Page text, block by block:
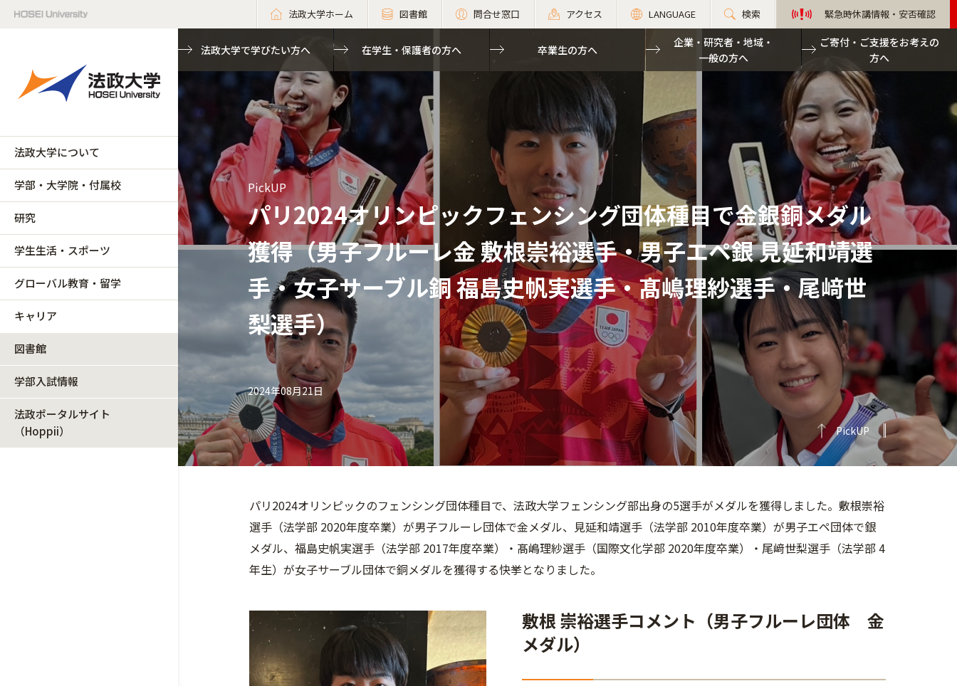
法政大学ホーム 図書館 問合せ窓口 アクセス LANGUAGE 検索 緊急時休講情報・安否確認
法政大学について
学部・大学院・付属校
研究
学生生活・スポーツ
グローバル教育・留学
キャリア
図書館
学部入試情報
法政ポータルサイト
（Hoppii）
法政大学で学びたい方へ 在学生・保護者の方へ 卒業生の方へ
企業・研究者・地域・
一般の方へ
ご寄付・ご支援をお考えの
方へ
PickUP
パリ2024オリンピックフェンシング団体種目で金銀銅メダル
獲得（男子フルーレ金 敷根崇裕選手・男子エペ銀 見延和靖選
手・女子サーブル銅 福島史帆実選手・髙嶋理紗選手・尾﨑世
梨選手）
2024年08月21日
PickUP
パリ2024オリンピックのフェンシング団体種目で、法政大学フェンシング部出身の5選手がメダルを獲得しました。敷根崇裕
選手（法学部 2020年度卒業）が男子フルーレ団体で金メダル、見延和靖選手（法学部 2010年度卒業）が男子エペ団体で銀
メダル、福島史帆実選手（法学部 2017年度卒業）・髙嶋理紗選手（国際文化学部 2020年度卒業）・尾﨑世梨選手（法学部 4
年生）が女子サーブル団体で銅メダルを獲得する快挙となりました。
敷根 崇裕選手コメント（男子フルーレ団体 金
メダル）